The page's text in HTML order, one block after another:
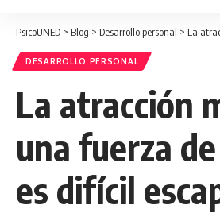
PsicoUNED > Blog > Desarrollo personal > La
DESARROLLO PERSONAL
La atracción
una fuerza
es difícil